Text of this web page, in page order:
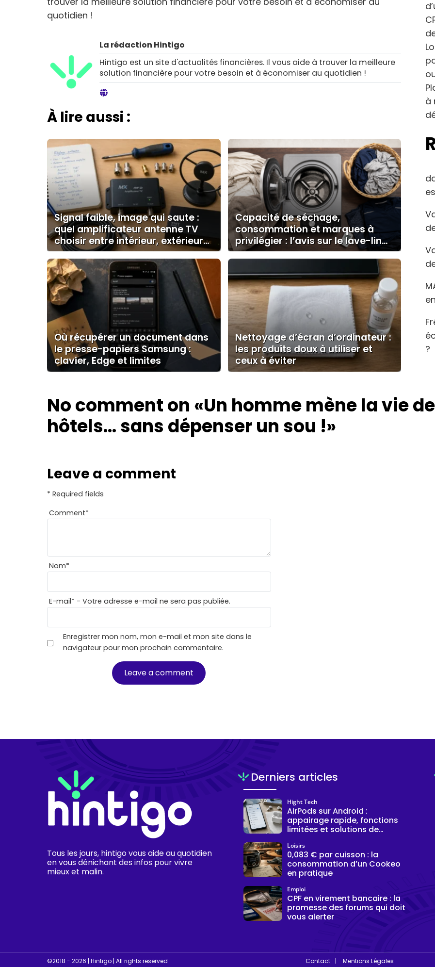
quotidien !
La rédaction Hintigo
Hintigo est un site d'actualités financières. Il vous aide à trouver la meilleure
solution financière pour votre besoin et à économiser au quotidien !
À lire aussi :
Signal faible, image qui saute :
quel amplificateur antenne TV
choisir entre intérieur, extérieur
et programmable ?
Capacité de séchage,
consommation et marques à
privilégier : l’avis sur le lave-linge
séchant
Où récupérer un document dans
le presse-papiers Samsung :
clavier, Edge et limites
Nettoyage d’écran d’ordinateur :
les produits doux à utiliser et
ceux à éviter
à
?
No comment on «Un homme mène la vie
hôtels… sans dépenser un sou !»
Leave a comment
* Required fields
Comment*
Nom*
E-mail* - Votre adresse e-mail ne sera pas publiée.
Enregistrer mon nom, mon e-mail et mon site dans le
navigateur pour mon prochain commentaire.
Tous les jours, hintigo vous aide au quotidien
en vous dénichant des infos pour vivre
mieux et malin.
Derniers articles
AirPods sur Android :
appairage rapide, fonctions
limitées et solutions de
Hight Tech
0,083 € par cuisson : la
consommation d’un Cookeo
en pratique
Loisirs
CPF en virement bancaire : la
promesse des forums qui doit
vous alerter
Emploi
©2018 - 2026 | Hintigo | All rights reserved Contact Mentions Légales